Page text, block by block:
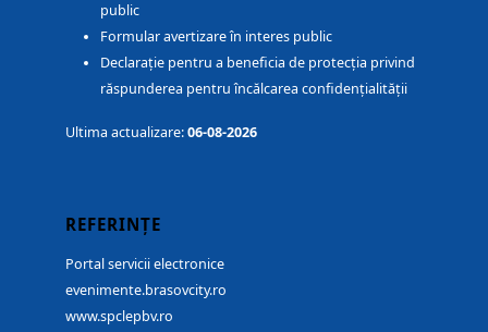
public
Formular avertizare în interes public
Declarație pentru a beneficia de protecția privind
răspunderea pentru încălcarea confidențialității
Ultima actualizare:06-08-2026
REFERINȚE
Portal servicii electronice
evenimente.brasovcity.ro
www.spclepbv.ro